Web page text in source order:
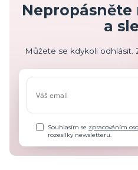
Nepropásněte
a
Můžete se kdykoli odhlásit.
Souhlasím se zpracováním
rozesílky newsletteru.